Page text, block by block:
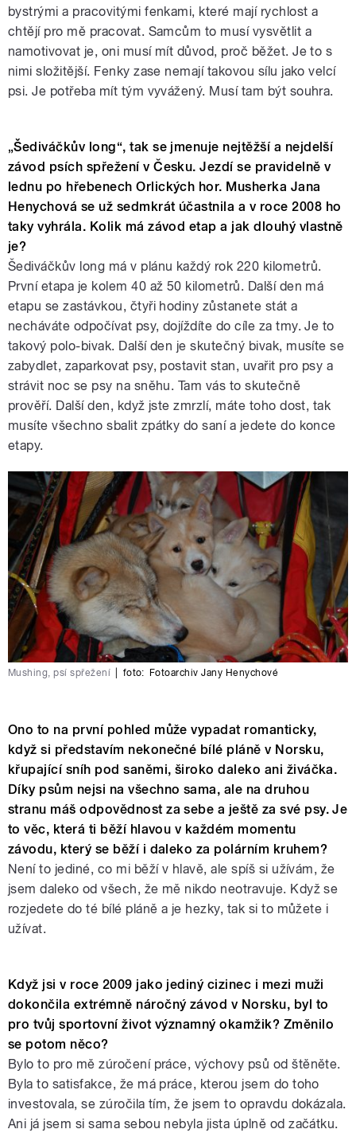
bystrými a pracovitými fenkami, které mají rychlost a
chtějí pro mě pracovat. Samcům to musí vysvětlit a
namotivovat je, oni musí mít důvod, proč běžet. Je to s
nimi složitější. Fenky zase nemají takovou sílu jako velcí
psi. Je potřeba mít tým vyvážený. Musí tam být souhra.
„Šediváčkův long“, tak se jmenuje nejtěžší a nejdelší
závod psích spřežení v Česku. Jezdí se pravidelně v
lednu po hřebenech Orlických hor. Musherka Jana
Henychová se už sedmkrát účastnila a v roce 2008 ho
taky vyhrála. Kolik má závod etap a jak dlouhý vlastně
je?
Šediváčkův long má v plánu každý rok 220 kilometrů.
První etapa je kolem 40 až 50 kilometrů. Další den má
etapu se zastávkou, čtyři hodiny zůstanete stát a
necháváte odpočívat psy, dojíždíte do cíle za tmy. Je to
takový polo-bivak. Další den je skutečný bivak, musíte se
zabydlet, zaparkovat psy, postavit stan, uvařit pro psy a
strávit noc se psy na sněhu. Tam vás to skutečně
prověří. Další den, když jste zmrzlí, máte toho dost, tak
musíte všechno sbalit zpátky do saní a jedete do konce
etapy.
Mushing, psí spřežení foto: Fotoarchiv Jany Henychové
Ono to na první pohled může vypadat romanticky,
když si představím nekonečné bílé pláně v Norsku,
křupající sníh pod saněmi, široko daleko ani živáčka.
Díky psům nejsi na všechno sama, ale na druhou
stranu máš odpovědnost za sebe a ještě za své psy. Je
to věc, která ti běží hlavou v každém momentu
závodu, který se běží i daleko za polárním kruhem?
Není to jediné, co mi běží v hlavě, ale spíš si užívám, že
jsem daleko od všech, že mě nikdo neotravuje. Když se
rozjedete do té bílé pláně a je hezky, tak si to můžete i
užívat.
Když jsi v roce 2009 jako jediný cizinec i mezi muži
dokončila extrémně náročný závod v Norsku, byl to
pro tvůj sportovní život významný okamžik? Změnilo
se potom něco?
Bylo to pro mě zúročení práce, výchovy psů od štěněte.
Byla to satisfakce, že má práce, kterou jsem do toho
investovala, se zúročila tím, že jsem to opravdu dokázala.
Ani já jsem si sama sebou nebyla jista úplně od začátku.